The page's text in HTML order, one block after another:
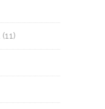
(11)